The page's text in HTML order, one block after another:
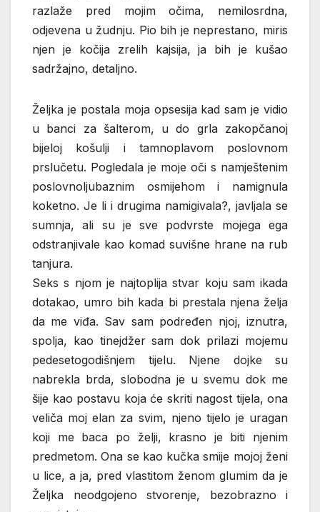
razlaže pred mojim očima, nemilosrdna,
odjevena u žudnju. Pio bih je neprestano, miris
njen je kočija zrelih kajsija, ja bih je kušao
sadržajno, detaljno.
Željka je postala moja opsesija kad sam je vidio
u banci za šalterom, u do grla zakopčanoj
bijeloj košulji i tamnoplavom poslovnom
prslučetu. Pogledala je moje oči s namještenim
poslovnoljubaznim osmijehom i namignula
koketno. Je li i drugima namigivala?, javljala se
sumnja, ali su je sve podvrste mojega ega
odstranjivale kao komad suvišne hrane na rub
tanjura.
Seks s njom je najtoplija stvar koju sam ikada
dotakao, umro bih kada bi prestala njena želja
da me viđa. Sav sam podređen njoj, iznutra,
spolja, kao tinejdžer sam dok prilazi mojemu
pedesetogodišnjem tijelu. Njene dojke su
nabrekla brda, slobodna je u svemu dok me
šije kao postavu koja će skriti nagost tijela, ona
veliča moj elan za svim, njeno tijelo je uragan
koji me baca po želji, krasno je biti njenim
predmetom. Ona se kao kučka smije mojoj ženi
u lice, a ja, pred vlastitom ženom glumim da je
Željka neodgojeno stvorenje, bezobrazno i